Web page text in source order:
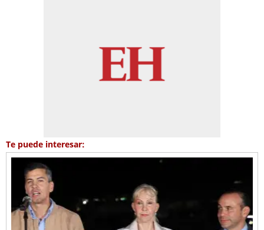
Te puede interesar: